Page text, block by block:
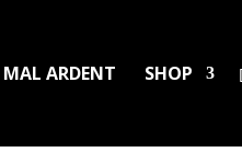
MAL ARDENT SHOP